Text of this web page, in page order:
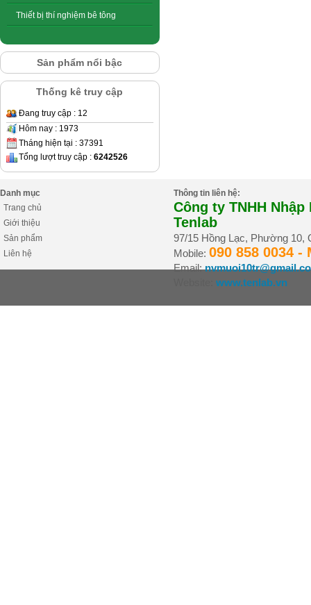
Thiết bị thí nghiệm bê tông
Sản phẩm nổi bậc
Thống kê truy cập
Đang truy cập : 12
Hôm nay : 1973
Tháng hiện tại : 37391
Tổng lượt truy cập : 6242526
Danh mục
Trang chủ
Giới thiệu
Sản phẩm
Liên hệ
Thông tin liên hệ:
Công ty TNHH
Tenlab
97/15 Hồng Lạc, Phường 10,
Mobile: 090 858 0034 -
Email:
www.tenlab.vn